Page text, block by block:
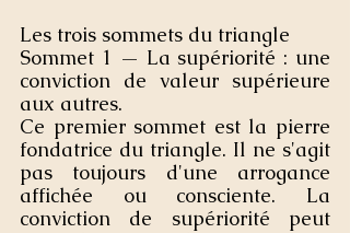
Les trois sommets du triangle
Sommet 1 — La supériorité : une
conviction de valeur supérieure
aux autres.
Ce premier sommet est la pierre
fondatrice du triangle. Il ne s'agit
pas toujours d'une arrogance
affichée ou consciente. La
conviction de supériorité peut